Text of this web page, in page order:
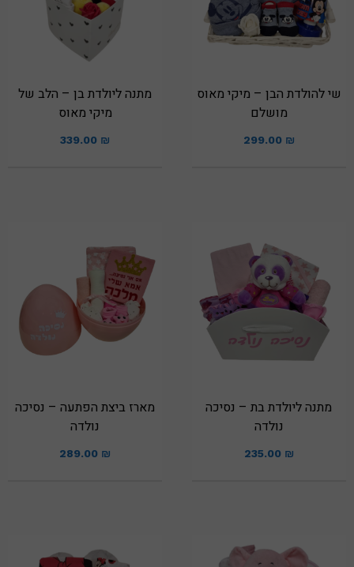
שי להולדת הבן – מיקי מאוס
מושלם
299.00 ₪
מתנה ליולדת בן – הלב של
מיקי מאוס
339.00 ₪
מתנה ליולדת בת – נסיכה
נולדה
235.00 ₪
מארז ביצת הפתעה – נסיכה
נולדה
289.00 ₪